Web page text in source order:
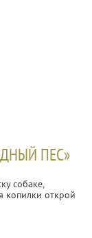
ПЕС»
собаке,
копилки открой